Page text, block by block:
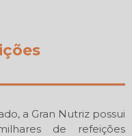
a Gran Nutriz possui
de refeições